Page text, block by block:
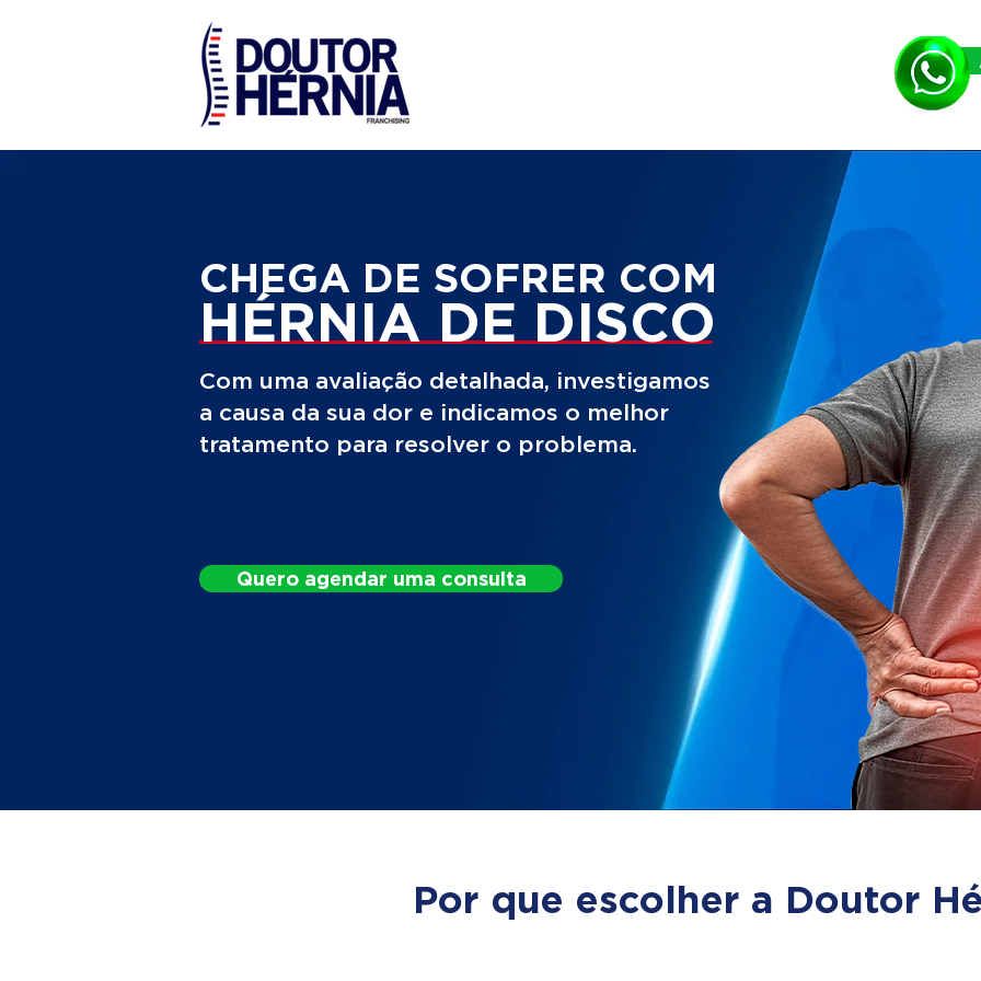
Com uma avaliação detalhada, investigamos
a causa da sua dor e indicamos o melhor
tratamento para resolver o problema.
CHEGA DE SOFRER COM
HÉRNIA DE DISCO
Quero agendar uma consulta
Por que escolher a Doutor